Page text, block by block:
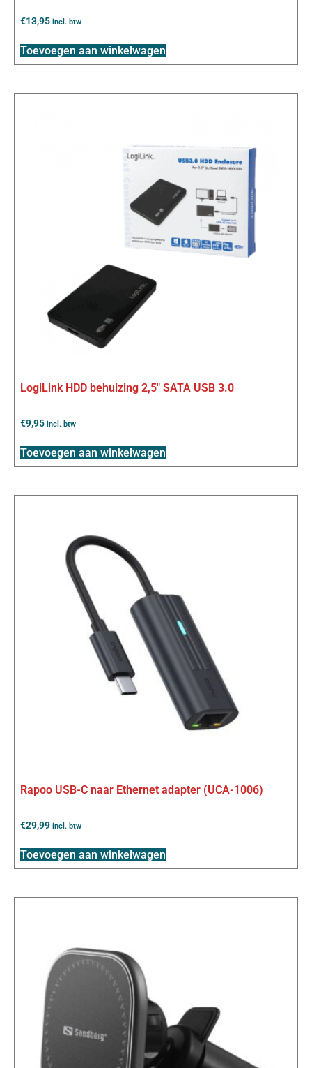
€13,95 incl. btw
Toevoegen aan winkelwagen
LogiLink HDD behuizing 2,5″ SATA USB 3.0
€9,95 incl. btw
Toevoegen aan winkelwagen
Rapoo USB-C naar Ethernet adapter (UCA-1006)
€29,99 incl. btw
Toevoegen aan winkelwagen